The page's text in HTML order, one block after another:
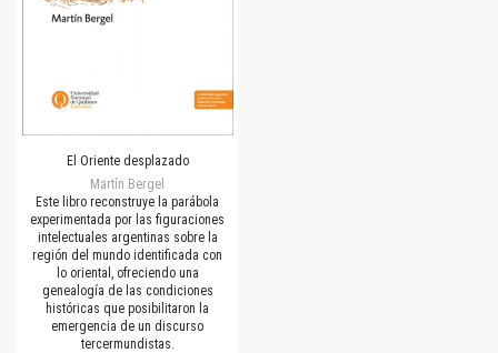
El Oriente desplazado
Martín Bergel
Este libro reconstruye la parábola
experimentada por las figuraciones
intelectuales argentinas sobre la
región del mundo identificada con
lo oriental, ofreciendo una
genealogía de las condiciones
históricas que posibilitaron la
emergencia de un discurso
tercermundistas.